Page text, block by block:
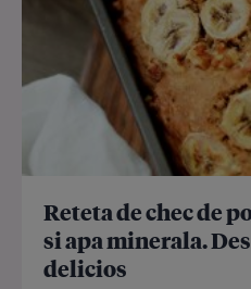
Reteta de chec de
si apa minerala.
delicios